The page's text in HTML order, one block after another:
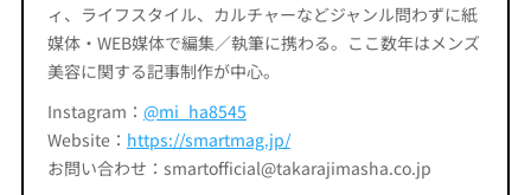
ィ、ライフスタイル、カルチャーなどジャンル問わずに紙
媒体・WEB媒体で編集／執筆に携わる。ここ数年はメンズ
美容に関する記事制作が中心。
Instagram： @mi_ha8545
Website： https://smartmag.jp/
お問い合わせ：smartofficial@takarajimasha.co.jp